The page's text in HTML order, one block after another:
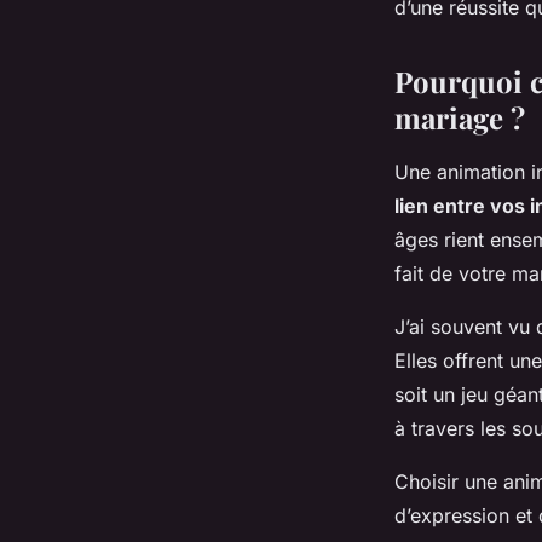
d’une réussite
Pourquoi
mariage ?
Une animation
lien entre vos
âges rient
fait de votre
J’ai souvent vu
Elles offrent
soit un jeu
à travers les
Choisir une
d’expression